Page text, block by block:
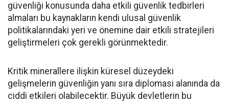
güvenliği konusunda daha etkili güvenlik tedbirleri
almaları bu kaynakların kendi ulusal güvenlik
politikalarındaki yeri ve önemine dair etkili stratejileri
geliştirmeleri çok gerekli görünmektedir.
Kritik minerallere ilişkin küresel düzeydeki
gelişmelerin güvenliğin yanı sıra diplomasi alanında da
ciddi etkileri olabilecektir. Büyük devletlerin bu